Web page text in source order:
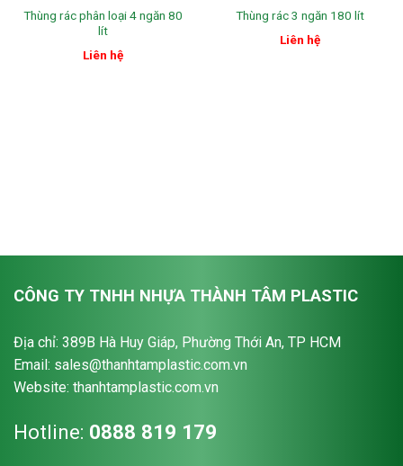
Thùng rác phân loại 4 ngăn 80
lít
Liên hệ
Thùng rác 3 ngăn 180 lít
Liên hệ
CÔNG TY TNHH NHỰA THÀNH TÂM PLASTIC
Địa chỉ: 389B Hà Huy Giáp, Phường Thới An, TP HCM
Email: sales@thanhtamplastic.com.vn
Website: thanhtamplastic.com.vn
Hotline: 0888 819 179